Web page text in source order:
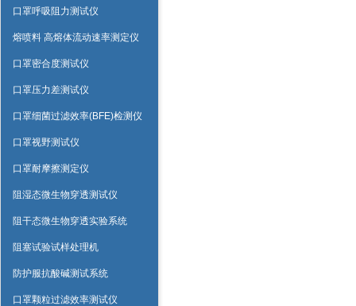
口罩呼吸阻力测试仪
熔喷料 高熔体流动速率测定仪
口罩密合度测试仪
口罩压力差测试仪
口罩细菌过滤效率(BFE)检测仪
口罩视野测试仪
口罩耐摩擦测定仪
阻湿态微生物穿透测试仪
阻干态微生物穿透实验系统
阻塞试验试样处理机
防护服抗酸碱测试系统
口罩颗粒过滤效率测试仪